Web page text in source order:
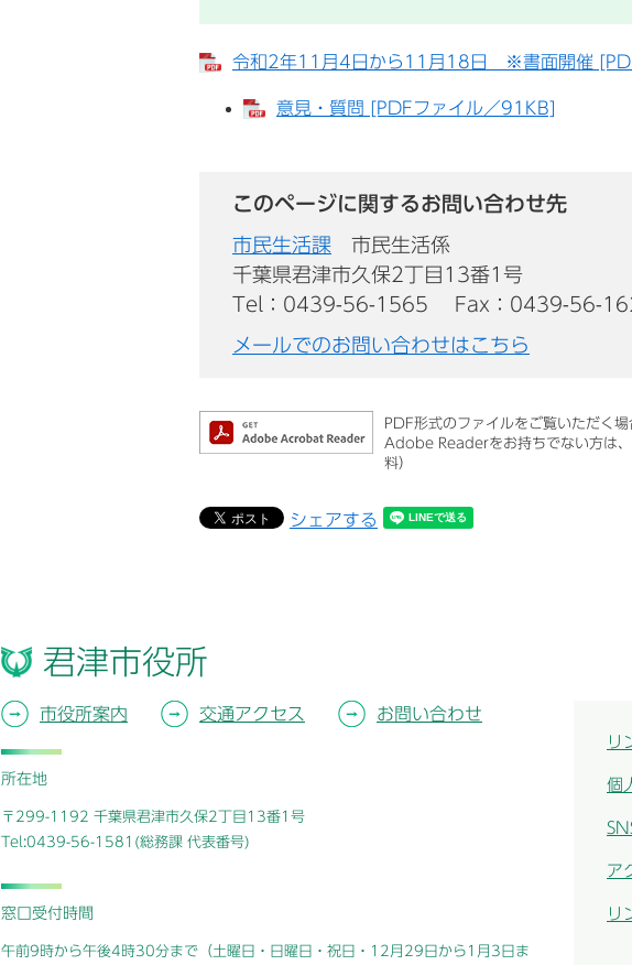
令和2年11月4日から11月18日 ※書面開催
意見・質問 [PDFファイル／91KB]
このページに関するお問い合わせ先
市民生活課
市民生活係
千葉県君津市久保2丁目13番1号
Tel：0439-56-1565
Fax：0439-56-
メールでのお問い合わせはこちら
PDF形式のファイルをご覧いただく
Adobe Readerをお持ちでない方は
料）
シェアする
君津市役所
市役所案内 交通アクセス お問い合わせ
所在地
〒299-1192 千葉県君津市久保2丁目13番1号
Tel:0439-56-1581(総務課 代表番号)
窓口受付時間
午前9時から午後4時30分まで（土曜日・日曜日・祝日・12月29日から1月3日ま
リ
個
ア
リ